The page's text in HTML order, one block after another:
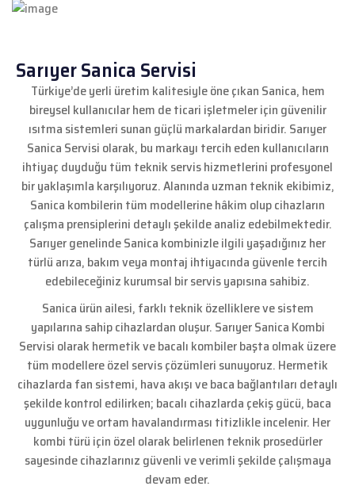
Sarıyer Sanica Servisi
Türkiye’de yerli üretim kalitesiyle öne çıkan Sanica, hem
bireysel kullanıcılar hem de ticari işletmeler için güvenilir
ısıtma sistemleri sunan güçlü markalardan biridir. Sarıyer
Sanica Servisi olarak, bu markayı tercih eden kullanıcıların
ihtiyaç duyduğu tüm teknik servis hizmetlerini profesyonel
bir yaklaşımla karşılıyoruz. Alanında uzman teknik ekibimiz,
Sanica kombilerin tüm modellerine hâkim olup cihazların
çalışma prensiplerini detaylı şekilde analiz edebilmektedir.
Sarıyer genelinde Sanica kombinizle ilgili yaşadığınız her
türlü arıza, bakım veya montaj ihtiyacında güvenle tercih
edebileceğiniz kurumsal bir servis yapısına sahibiz.
Sanica ürün ailesi, farklı teknik özelliklere ve sistem
yapılarına sahip cihazlardan oluşur. Sarıyer Sanica Kombi
Servisi olarak hermetik ve bacalı kombiler başta olmak üzere
tüm modellere özel servis çözümleri sunuyoruz. Hermetik
cihazlarda fan sistemi, hava akışı ve baca bağlantıları detaylı
şekilde kontrol edilirken; bacalı cihazlarda çekiş gücü, baca
uygunluğu ve ortam havalandırması titizlikle incelenir. Her
kombi türü için özel olarak belirlenen teknik prosedürler
sayesinde cihazlarınız güvenli ve verimli şekilde çalışmaya
devam eder.